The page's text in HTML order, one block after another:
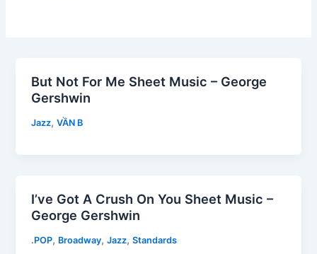
But Not For Me Sheet Music – George
Gershwin
Jazz,VẦN B
I’ve Got A Crush On You Sheet Music –
George Gershwin
.POP, Broadway,Jazz,Standards